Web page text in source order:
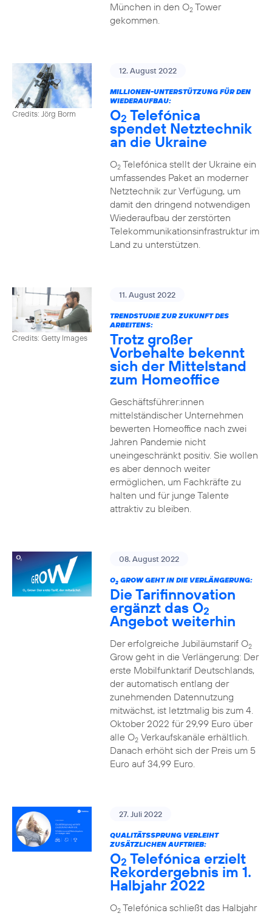
München in den O2Tower
gekommen.
Credits: Jörg Borm
12. August 2022
MILLIONEN-UNTERSTÜTZUNG FÜR DEN
WIEDERAUFBAU:
O2 Telefónica
spendet Netztechnik
an die Ukraine
O2Telefónica stellt der Ukraine ein
umfassendes Paket an moderner
Netztechnik zur Verfügung, um
damit den dringend notwendigen
Wiederaufbau der zerstörten
Telekommunikationsinfrastruktur im
Land zu unterstützen.
Credits: Getty Images
11. August 2022
TRENDSTUDIE ZUR ZUKUNFT DES
ARBEITENS:
Trotz großer
Vorbehalte bekennt
sich der Mittelstand
zum Homeoffice
Geschäftsführer:innen
mittelständischer Unternehmen
bewerten Homeoffice nach zwei
Jahren Pandemie nicht
uneingeschränkt positiv. Sie wollen
es aber dennoch weiter
ermöglichen, um Fachkräfte zu
halten und für junge Talente
attraktiv zu bleiben.
08. August 2022
O2GROW GEHT IN DIE VERLÄNGERUNG:
Die Tarifinnovation
ergänzt das O2
Angebot weiterhin
Der erfolgreiche Jubiläumstarif O2
Grow geht in die Verlängerung: Der
erste Mobilfunktarif Deutschlands,
der automatisch entlang der
zunehmenden Datennutzung
mitwächst, ist letztmalig bis zum 4.
Oktober 2022 für 29,99 Euro über
alle O2Verkaufskanäle erhältlich.
Danach erhöht sich der Preis um 5
Euro auf 34,99 Euro.
27. Juli 2022
QUALITÄTSSPRUNG VERLEIHT
ZUSÄTZLICHEN AUFTRIEB:
O2 Telefónica erzielt
Rekordergebnis im 1.
Halbjahr 2022
O2Telefónica schließt das Halbjahr